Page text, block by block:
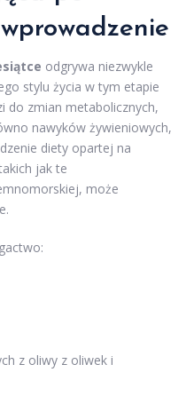
odgrywa niezwykle
stylu życia w tym etapie
do zmian metabolicznych,
nawyków żywieniowych,
diety opartej na
jak te
może
z oliwy z oliwek i